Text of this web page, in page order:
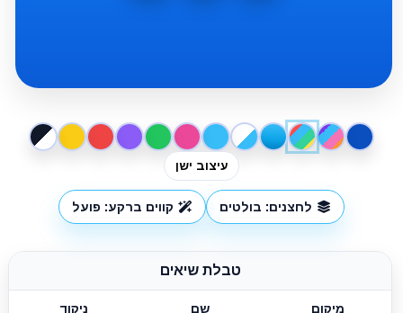
עיצוב ישן
לחצנים: בולטים קווים ברקע: פועל
טבלת שיאים
מיקום שם ניקוד